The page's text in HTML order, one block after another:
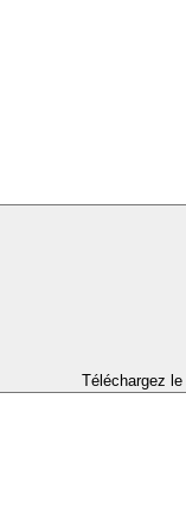
Téléchargez le